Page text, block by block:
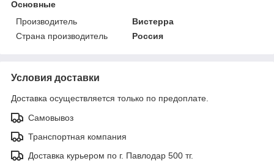
Основные
Производитель
Вистерра
Страна производитель
Россия
Условия доставки
Доставка осуществляется только по предоплате.
Самовывоз
Транспортная компания
Доставка курьером по г. Павлодар 500 тг.